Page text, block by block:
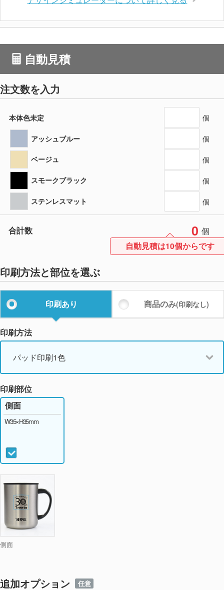
自動見積
注文数を入力
本体色未定 個
アッシュブルー 個
ベージュ 個
スモークブラック 個
ステンレスマット 個
合計数 0 個
自動見積は10個からです
印刷方法と部位を選ぶ
印刷あり 商品のみ(印刷なし)
印刷方法
パッド印刷1色
印刷部位
側面
側面
W35×H35mm
追加オプション 任意